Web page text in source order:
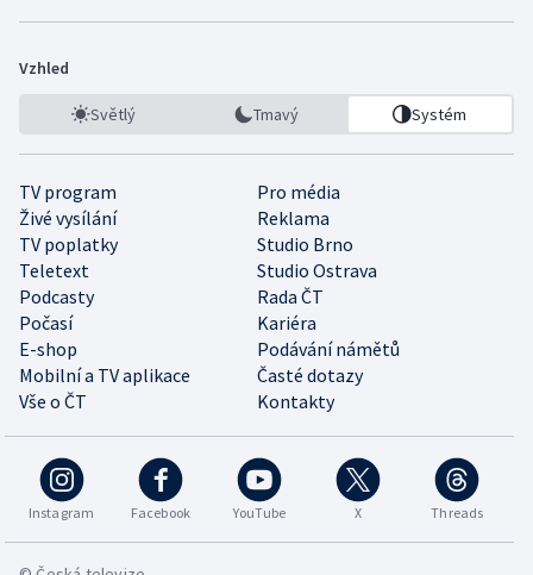
Vzhled
Světlý Tmavý Systém
TV program
Pro média
Živé vysílání
Reklama
TV poplatky
Studio Brno
Teletext
Studio Ostrava
Podcasty
Rada ČT
Počasí
Kariéra
E-shop
Podávání námětů
Mobilní a TV aplikace
Časté dotazy
Vše o ČT
Kontakty
Instagram Facebook YouTube X Threads